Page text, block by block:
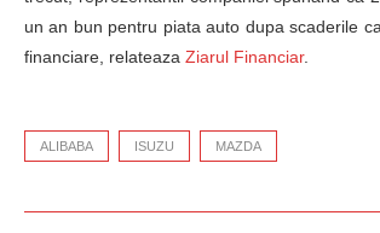
un an bun pentru piata auto dupa scaderile
financiare, relateaza Ziarul Financiar.
ALIBABA ISUZU MAZDA